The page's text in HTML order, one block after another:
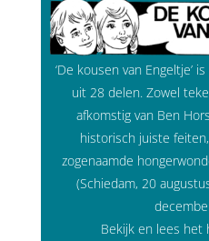
‘De kousen van Engeltje’
uit 28 delen. Zowel
afkomstig van Ben
historisch juiste
zogenaamde
(Schiedam, 20
Bekijk en lees het